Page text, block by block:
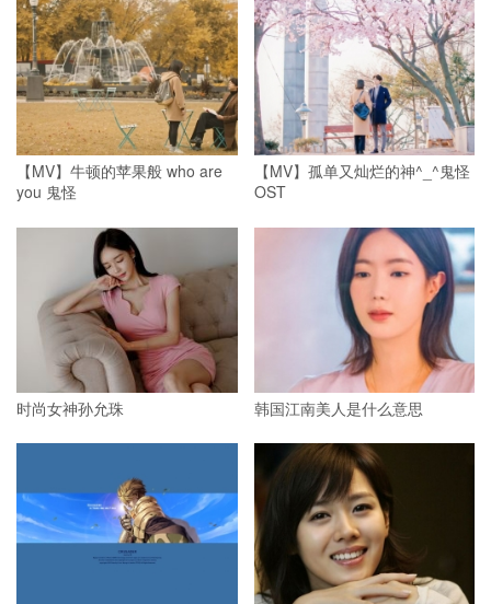
【MV】牛顿的苹果般 who are
you 鬼怪
【MV】孤单又灿烂的神^_^鬼怪
OST
时尚女神孙允珠 韩国江南美人是什么意思